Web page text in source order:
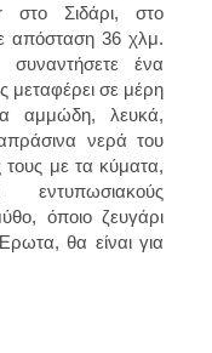
Σιδάρι, στο
απόσταση 36 χλμ.
ένα
μεταφέρει σε μέρη
αμμώδη, λευκά,
νερά του
τους με τα κύματα,
εντυπωσιακούς
όποιο ζευγάρι
θα είναι για